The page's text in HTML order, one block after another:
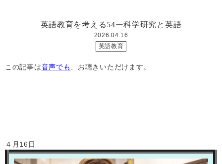
英語教育を考える54ー科学研究と英語
2026.04.16
英語教育
この記事は音声でも、お聴きいただけます。
４月 16 日